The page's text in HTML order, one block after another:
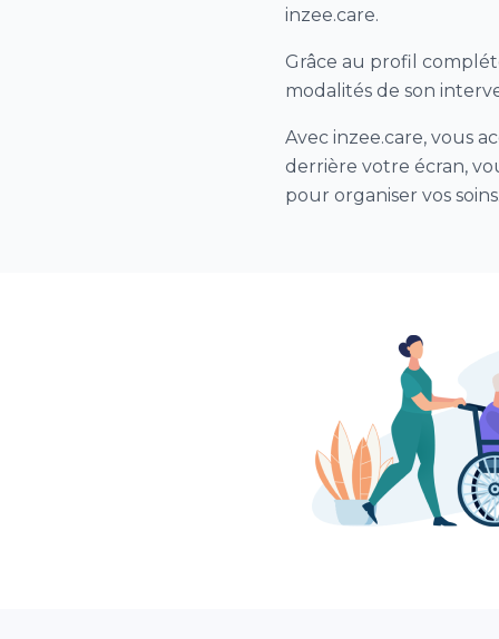
Intervention Monka
inzee.care.
Grâce au profil
modalités de son
Avec inzee.care, vous
derrière votre écran,
pour organiser vos soins.